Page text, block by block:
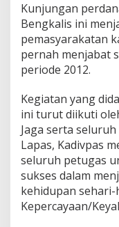
,
K
a
d
a
s
R
a
u
A
p
r
e
Kunjungan
Bengkalis ini
pemasyarakatan
pernah menjabat
periode 2012.
Kegiatan yang
ini turut diikuti
Jaga serta
Lapas, Kadivpas
seluruh petugas
sukses dalam
kehidupan
Kepercayaan/